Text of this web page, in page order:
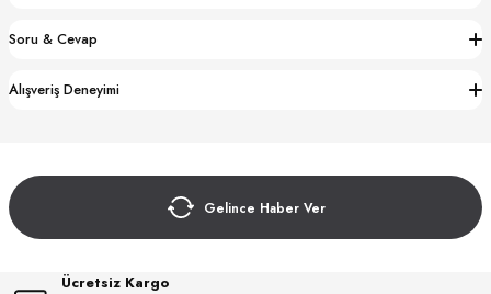
Soru & Cevap
Alışveriş Deneyimi
Gelince Haber Ver
Ücretsiz Kargo